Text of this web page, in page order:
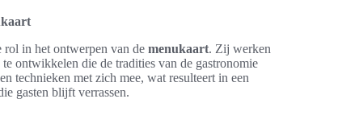
in het ontwerpen van de menukaart. Zij werken
ontwikkelen die de tradities van de gastronomie
technieken met zich mee, wat resulteert in een
gasten blijft verrassen.